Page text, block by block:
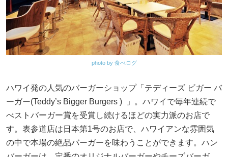
photo by 食べログ
ハワイ発の人気のバーガーショップ「テディーズ ビガー バ
ーガー(Teddy’s Bigger Burgers ) 」。ハワイで毎年連続で
べストバーガー賞を受賞し続けるほどの実力派のお店で
す。表参道店は日本第1号のお店で、ハワイアンな雰囲気
の中で本場の絶品バーガーを味わうことができます。ハン